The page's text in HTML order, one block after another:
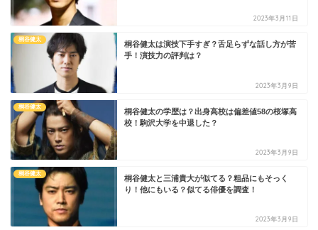
2023年3月11日
桐谷健太
桐谷健太は演技下手すぎ？舌足らずな話し方が苦
手！演技力の評判は？
2023年3月9日
桐谷健太
桐谷健太の学歴は？出身高校は偏差値58の桜塚高
校！駒沢大学を中退した？
2023年3月9日
桐谷健太
桐谷健太と三浦貴大が似てる？粗品にもそっく
り！他にもいる？似てる俳優を調査！
2023年3月9日